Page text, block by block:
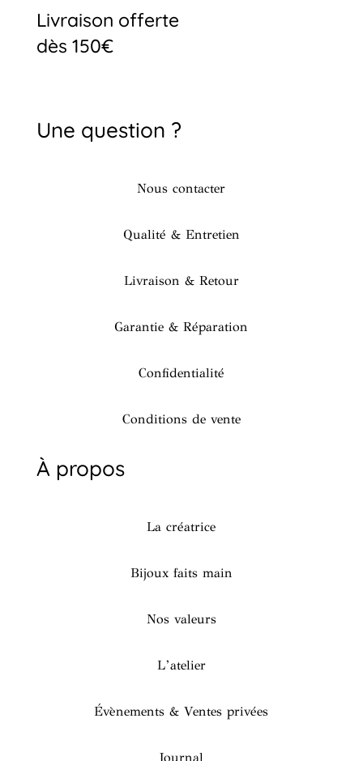
Livraison offerte
dès 150€
Une question ?
Nous contacter
Qualité & Entretien
Livraison & Retour
Garantie & Réparation
Confidentialité
Conditions de vente
À propos
La créatrice
Bijoux faits main
Nos valeurs
L’atelier
Évènements & Ventes privées
Journal